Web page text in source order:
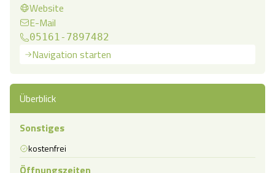
Website
E-Mail
05161-7897482
Navigation starten
Überblick
Sonstiges
kostenfrei
Öffnungszeiten